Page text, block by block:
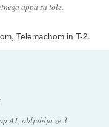
appa za tole.
Telemachom in T-2.
A1, obljublja ze 3